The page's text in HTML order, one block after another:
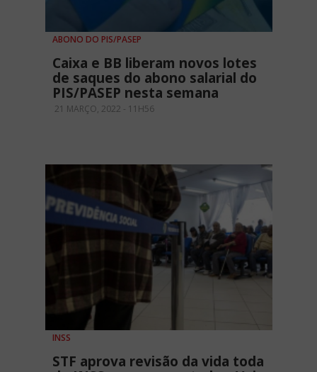
ABONO DO PIS/PASEP
Caixa e BB liberam novos lotes
de saques do abono salarial do
PIS/PASEP nesta semana
21 MARÇO, 2022 - 11H56
INSS
STF aprova revisão da vida toda